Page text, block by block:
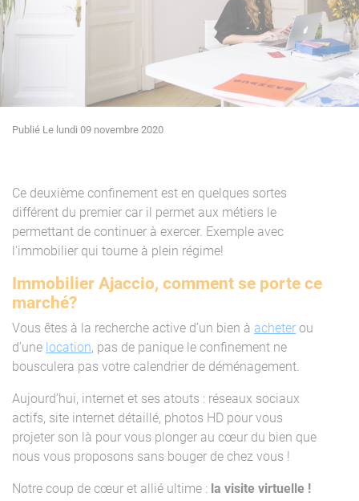
Publié Le lundi 09 novembre 2020
Ce deuxième confinement est en quelques sortes
différent du premier car il permet aux métiers le
permettant de continuer à exercer. Exemple avec
l'immobilier qui tourne à plein régime!
Immobilier Ajaccio, comment se porte ce
marché?
Vous êtes à la recherche active d’un bien à acheter ou
d’une location, pas de panique le confinement ne
bousculera pas votre calendrier de déménagement.
Aujourd’hui, internet et ses atouts : réseaux sociaux
actifs, site internet détaillé, photos HD pour vous
projeter son là pour vous plonger au cœur du bien que
nous vous proposons sans bouger de chez vous !
Notre coup de cœur et allié ultime : la visite virtuelle !